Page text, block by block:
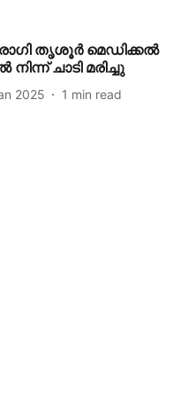
തൃശൂർ മെഡിക്കൽ
ചാടി മരിച്ചു
2025 1 min read